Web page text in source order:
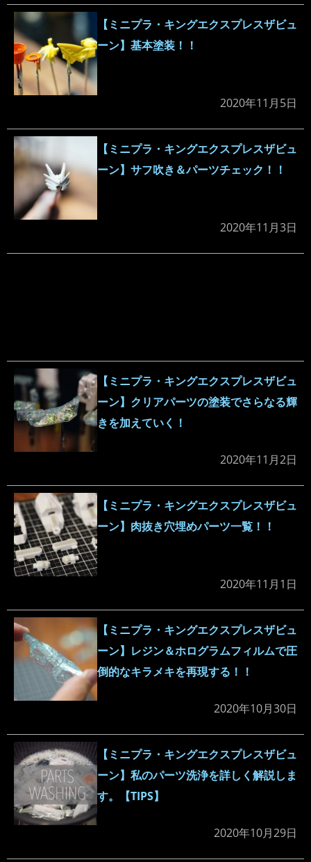
【ミニプラ・キングエクスプレスザビュ
ーン】基本塗装！！
2020年11月5日
【ミニプラ・キングエクスプレスザビュ
ーン】サフ吹き＆パーツチェック！！
2020年11月3日
【ミニプラ・キングエクスプレスザビュ
ーン】クリアパーツの塗装でさらなる輝
きを加えていく！
2020年11月2日
【ミニプラ・キングエクスプレスザビュ
ーン】肉抜き穴埋めパーツ一覧！！
2020年11月1日
【ミニプラ・キングエクスプレスザビュ
ーン】レジン＆ホログラムフィルムで圧
倒的なキラメキを再現する！！
2020年10月30日
【ミニプラ・キングエクスプレスザビュ
ーン】私のパーツ洗浄を詳しく解説しま
す。【TIPS】
2020年10月29日